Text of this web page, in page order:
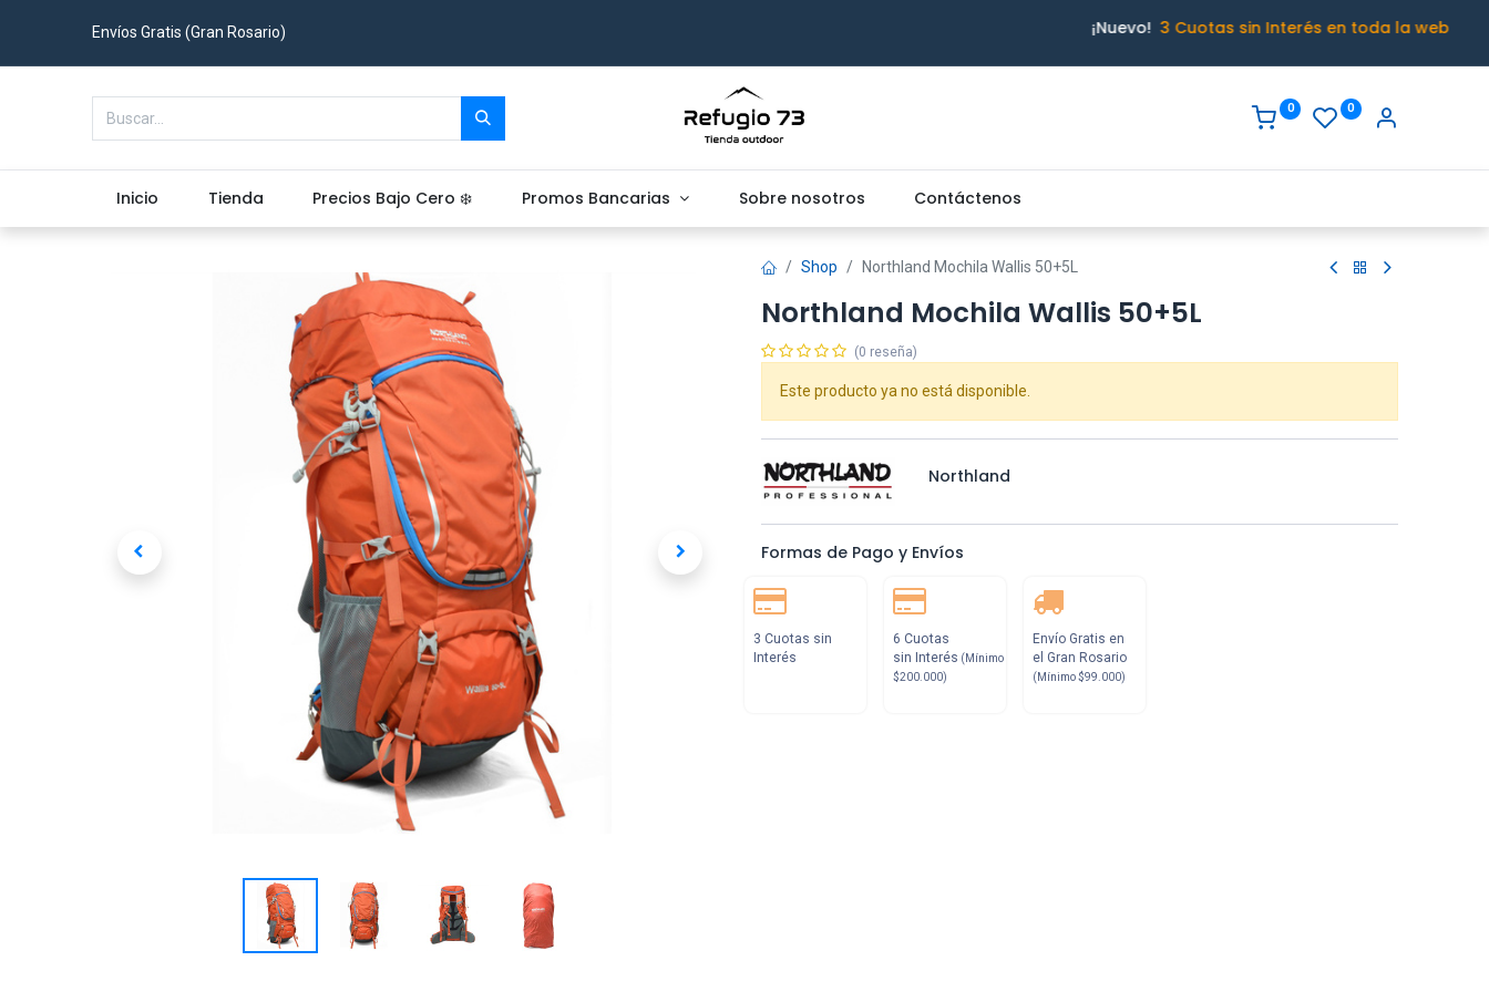
Envíos Gratis (Gran Rosario) ¡Nuevo!3 Cuotas sin Interés en toda la web
0 0
Inicio Tienda Precios Bajo Cero ❄️ Promos Bancarias Sobre nosotros Contáctenos
Shop Northland Mochila Wallis 50+5L
Northland Mochila Wallis 50+5L
(0 reseña)
Este producto ya no está disponible.
Northland
Formas de Pago y Envíos
3 Cuotas sin
Interés
6 Cuotas
sin Interés (Mínimo
$200.000)
Envío Gratis en
el Gran Rosario
(Mínimo $99.000)